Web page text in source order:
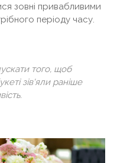
зовні привабливими
періоду часу.
того, щоб
зів'яли раніше